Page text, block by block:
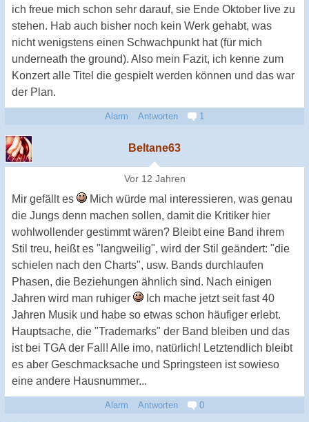
ich freue mich schon sehr darauf, sie Ende Oktober live zu
stehen. Hab auch bisher noch kein Werk gehabt, was
nicht wenigstens einen Schwachpunkt hat (für mich
underneath the ground). Also mein Fazit, ich kenne zum
Konzert alle Titel die gespielt werden können und das war
der Plan.
Alarm Antworten 1
Beltane63
Vor 12 Jahren
Mir gefällt es
Mich würde mal interessieren, was genau
die Jungs denn machen sollen, damit die Kritiker hier
wohlwollender gestimmt wären? Bleibt eine Band ihrem
Stil treu, heißt es "langweilig", wird der Stil geändert: "die
schielen nach den Charts", usw. Bands durchlaufen
Phasen, die Beziehungen ähnlich sind. Nach einigen
Jahren wird man ruhiger
Ich mache jetzt seit fast 40
Jahren Musik und habe so etwas schon häufiger erlebt.
Hauptsache, die "Trademarks" der Band bleiben und das
ist bei TGA der Fall! Alle imo, natürlich! Letztendlich bleibt
es aber Geschmacksache und Springsteen ist sowieso
eine andere Hausnummer...
Alarm Antworten 0